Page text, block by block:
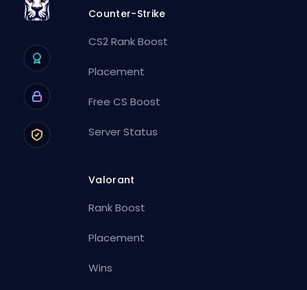
Counter-Strike
CS2 Rank Boost
Placement
Free CS Boost
Server Status
Valorant
Rank Boost
Placement
Wins